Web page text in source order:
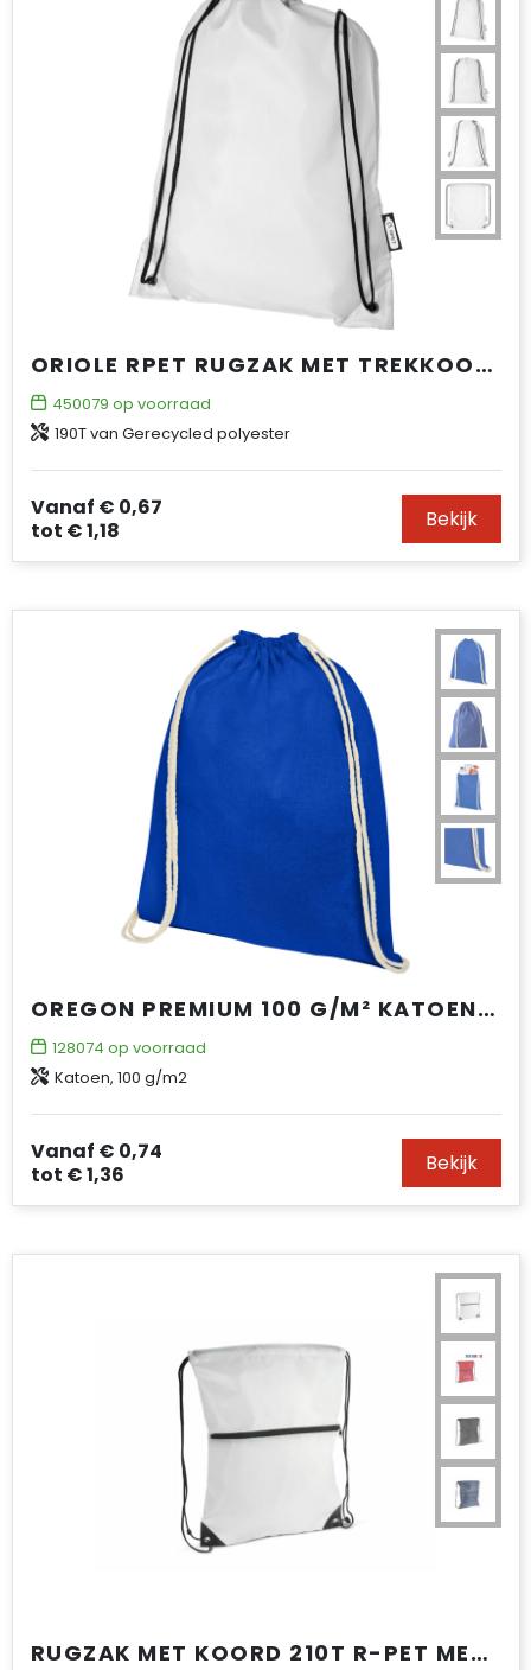
ORIOLE RPET RUGZAK MET TREKKOORDSLUITING 5L
450079 op voorraad
190T van Gerecycled polyester
Vanaf € 0,67
tot € 1,18 Bekijk
OREGON PREMIUM 100 G/M² KATOENEN RUGZAK 5L
128074 op voorraad
Katoen, 100 g/m2
Vanaf € 0,74
tot € 1,36 Bekijk
RUGZAK MET KOORD 210T R-PET MET RITS